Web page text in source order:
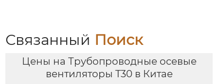
Связанный Поиск
Цены на Трубопроводные осевые
вентиляторы T30 в Китае